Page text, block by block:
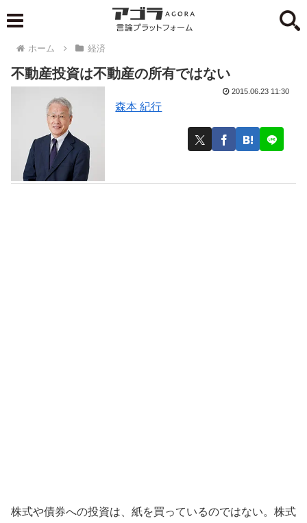
ホーム 経済
不動産投資は不動産の所有ではない
森本 紀行
2015.06.23 11:30
株式や債券への投資は、紙を買っているのではない。株式